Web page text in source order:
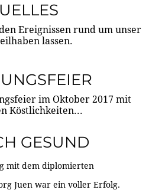
Ereignissen rund um unser
lassen.
im Oktober 2017 mit
Köstlichkeiten...
GESUND
mit dem diplomierten
Juen war ein voller Erfolg.